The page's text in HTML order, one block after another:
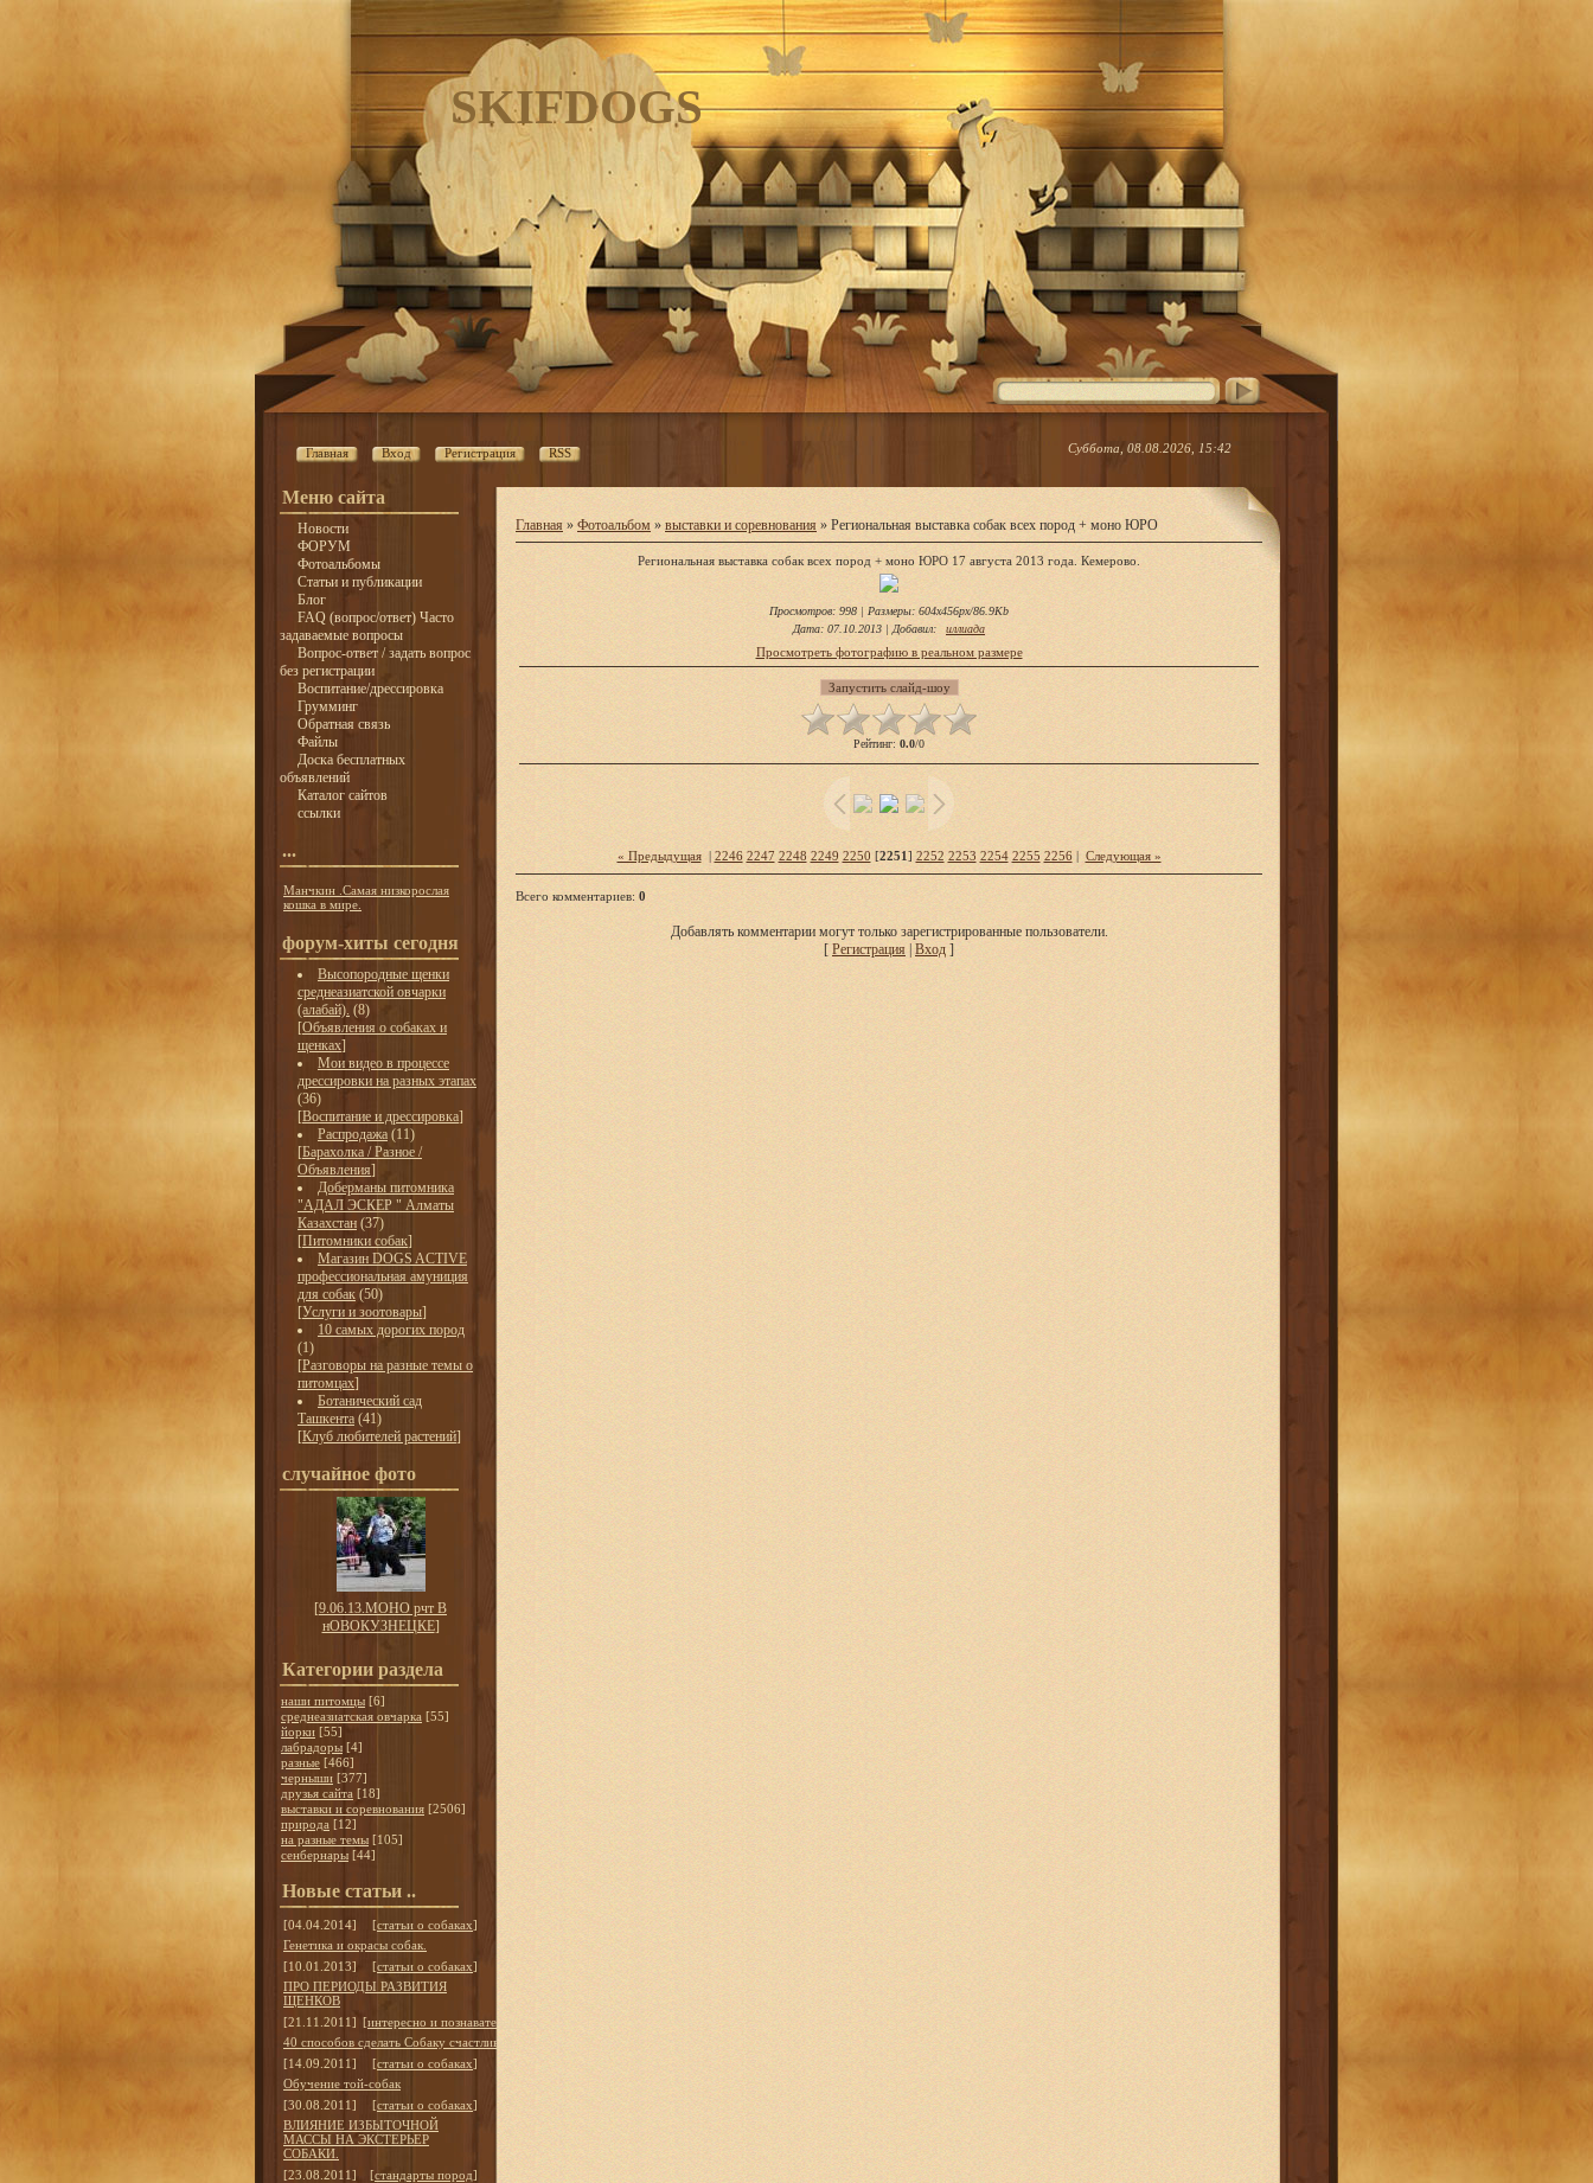
SKIFDOGS
Главная Вход Регистрация RSS Суббота, 08.08.2026, 15:42
Меню сайта
Новости
ФОРУМ
Фотоальбомы
Статьи и публикации
Блог
FAQ (вопрос/ответ) Часто
задаваемые вопросы
Вопрос-ответ / задать вопрос
без регистрации
Воспитание/дрессировка
Грумминг
Обратная связь
Файлы
Доска бесплатных
объявлений
Каталог сайтов
ссылки
...
Манчкин .Самая низкорослая
кошка в мире.
форум-хиты сегодня
Высопородные щенки
среднеазиатской овчарки
(алабай). (8)
[Объявления о собаках и
щенках]
Мои видео в процессе
дрессировки на разных этапах
(36)
[Воспитание и дрессировка]
Распродажа (11)
[Барахолка / Разное /
Объявления]
Доберманы питомника
"АДАЛ ЭСКЕР " Алматы
Казахстан (37)
[Питомники собак]
Магазин DOGS ACTIVE
профессиональная амуниция
для собак (50)
[Услуги и зоотовары]
10 самых дорогих пород
(1)
[Разговоры на разные темы о
питомцах]
Ботанический сад
Ташкента (41)
[Клуб любителей растений]
случайное фото
[9.06.13.МОНО рчт В
нОВОКУЗНЕЦКЕ]
Категории раздела
наши питомцы [6]
среднеазиатская овчарка [55]
йорки [55]
лабрадоры [4]
разные [466]
черныши [377]
друзья сайта [18]
выставки и соревнования [2506]
природа [12]
на разные темы [105]
сенбернары [44]
Новые статьи ..
[04.04.2014] [статьи о собаках]
Генетика и окрасы собак.
[10.01.2013]
[статьи о собаках]
ПРО ПЕРИОДЫ РАЗВИТИЯ
ЩЕНКОВ
[21.11.2011] [интересно и познавательно
40 способов сделать Собаку счастливой
[14.09.2011]
[статьи о собаках]
Обучение той-собак
[30.08.2011]
[статьи о собаках]
ВЛИЯНИЕ ИЗБЫТОЧНОЙ
МАССЫ НА ЭКСТЕРЬЕР
СОБАКИ.
[23.08.2011]
[стандарты пород]
Главная » Фотоальбом » выставки и соревнования » Региональная выставка собак всех пород + моно ЮРО
Региональная выставка собак всех пород + моно ЮРО 17 августа 2013 года. Кемерово.
Просмотров: 998 | Размеры: 604x456px/86.9Kb
Дата: 07.10.2013 | Добавил: иллиада
Просмотреть фотографию в реальном размере
Рейтинг: 0.0/0
« Предыдущая| 2246 2247 2248 2249 2250 [2251] 2252 2253 2254 2255 2256| Следующая »
Всего комментариев: 0
Добавлять комментарии могут только зарегистрированные пользователи.
[ Регистрация Вход ]